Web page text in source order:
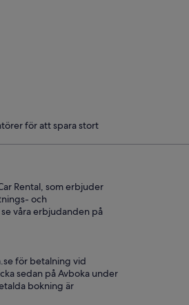
för att spara stort
Rental, som erbjuder
och
våra erbjudanden på
för betalning vid
sedan på Avboka under
bokning är